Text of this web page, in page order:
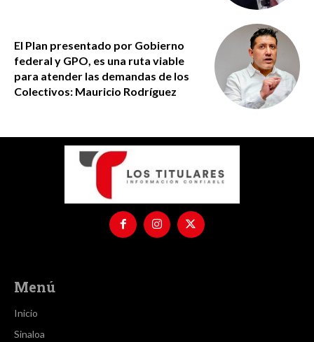
El Plan presentado por Gobierno
federal y GPO, es una ruta viable
para atender las demandas de los
Colectivos: Mauricio Rodríguez
Menú
Inicio
Sinaloa